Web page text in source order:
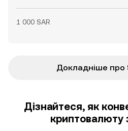
1 000 SAR
Докладніше про
Дізнайтеся, як
криптовалюту